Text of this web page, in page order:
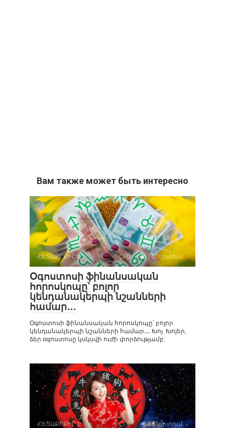
Вам также может быть интересно
ՀԵՏԱՔՐՔԻՐ Է 0 757դիտում
Օգոստոսի ֆինանսական
հորոսկոպը՝ բոլոր
կենդանակերպի նշանների
համար․․․
Օգոստոսի ֆինանսական հորոսկոպը՝ բոլոր
կենդանակերպի նշանների համար․․․ Խոյ. Խոյեր,
ձեր օգոստոսը կսկսվի ուժի փորձությամբ:
ՀԵՏԱՔՐՔԻՐ Է 0 837դիտում